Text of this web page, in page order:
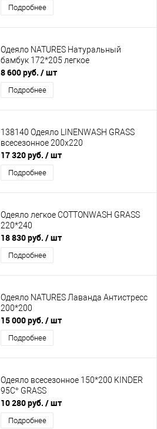
Подробнее
Одеяло NATURES Натуральный
бамбук 172*205 легкое
8 600 руб. / шт
Подробнее
138140 Одеяло LINENWASH GRASS
всесезонное 200х220
17 320 руб. / шт
Подробнее
Одеяло легкое СOTTONWASH GRASS
220*240
18 830 руб. / шт
Подробнее
Одеяло NATURES Лаванда Антистресс
200*200
15 000 руб. / шт
Подробнее
Одеяло всесезонное 150*200 KINDER
95C° GRASS
10 280 руб. / шт
Подробнее